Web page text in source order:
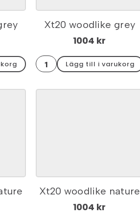
Xt20 woodlike grey
kantplatta 30x60x2
1004 kr
Xt20
woodlike
grey
30x60x2
Lägg till i varukorg
Xt20 woodlike nature
kantplatta 30x60x2
1004 kr